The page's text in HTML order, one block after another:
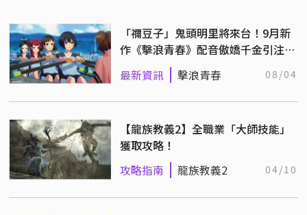
「禰豆子」鬼頭明里將來台！9月新
作《擊浪青春》配音傲嬌千金引注
目！
最新資訊 擊浪青春 08/04
【龍族教義2】全職業「大師技能」
獲取攻略！
攻略指南 龍族教義2 04/10